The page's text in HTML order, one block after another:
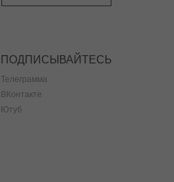
ПОДПИСЫВАЙТЕСЬ
Телеграмма
ВКонтакте
Ютуб